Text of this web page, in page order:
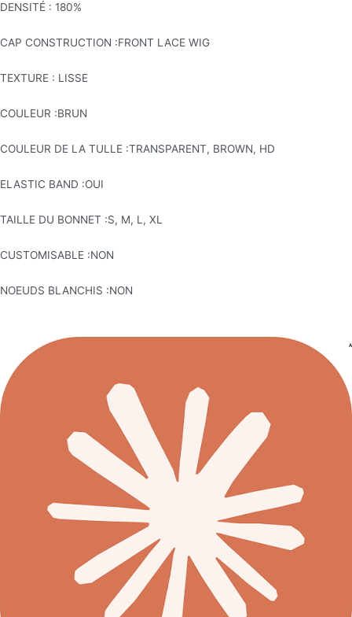
DENSITÉ : 180%
CAP CONSTRUCTION :FRONT LACE WIG
TEXTURE : LISSE
COULEUR :BRUN
COULEUR DE LA TULLE :TRANSPARENT, BROWN, HD
ELASTIC BAND :OUI
TAILLE DU BONNET :S, M, L, XL
CUSTOMISABLE :NON
NOEUDS BLANCHIS :NON